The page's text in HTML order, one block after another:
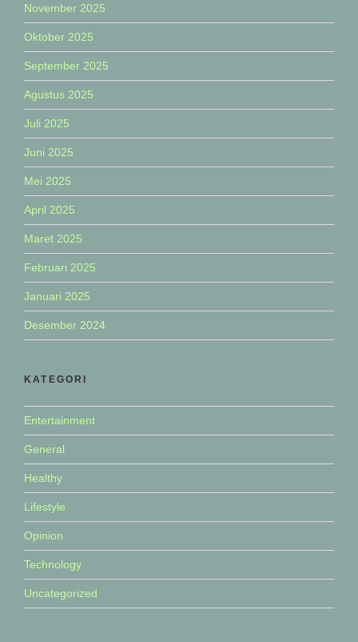
November 2025
Oktober 2025
September 2025
Agustus 2025
Juli 2025
Juni 2025
Mei 2025
April 2025
Maret 2025
Februari 2025
Januari 2025
Desember 2024
KATEGORI
Entertainment
General
Healthy
Lifestyle
Opinion
Technology
Uncategorized